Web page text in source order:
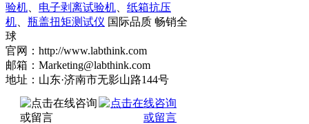
验机
电子剥离试验机
纸箱抗压
机
瓶盖扭矩测试仪 国际品质 畅销全
球
官网：http://www.labthink.com
邮箱：Marketing@labthink.com
地址：山东·济南市无影山路144号